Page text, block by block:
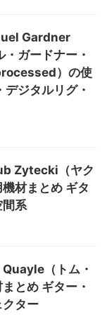
Gardner
ガードナー・
）の使
ジタルリグ・
Zytecki（ヤク
材まとめ ギタ
間系
（トム・
とめ ギター・
ター